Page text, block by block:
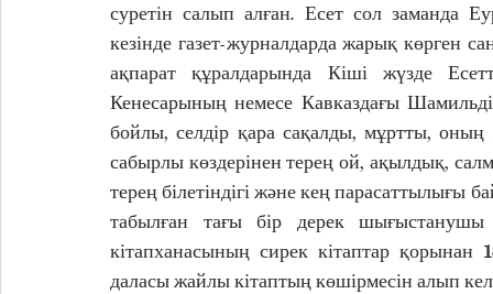
суретін салып алған. Есет сол заманда
кезінде газет-журналдарда жарық көрген
ақпарат құралдарында Кіші жүзде
Кенесарының немесе Кавказдағы
бойлы, селдір қара сақалды, мұртты,
сабырлы көздерінен терең ой, ақылдық,
терең білетіндігі және кең
табылған тағы бір дерек
кітапханасының сирек кітаптар
даласы жайлы кітаптың көшірмесін алып